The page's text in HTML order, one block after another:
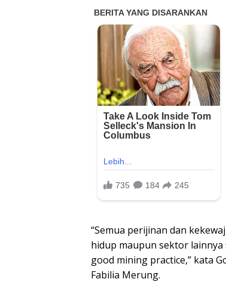
“Semua perijinan dan
hidup maupun sektor
good mining practice,” kata
Fabilia Merung.